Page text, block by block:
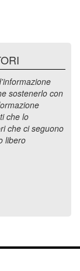
sostenerlo con
che lo
che ci seguono
libero